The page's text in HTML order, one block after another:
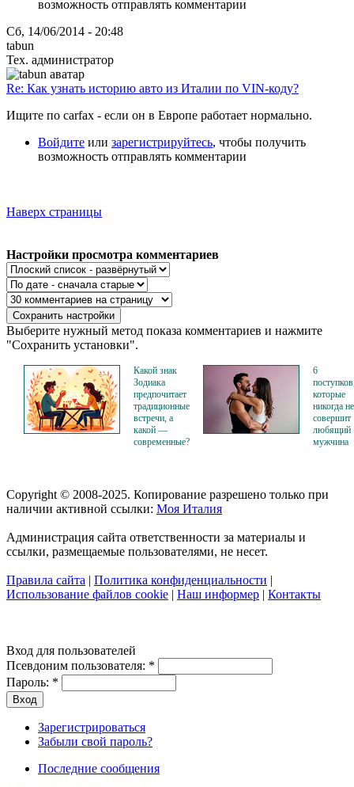
возможность отправлять комментарии
Сб, 14/06/2014 - 20:48
tabun
Тех. администратор
Re: Как узнать историю авто из Италии по VIN-коду?
Ищите по carfax - если он в Европе работает нормально.
Войдите или зарегистрируйтесь, чтобы получить
возможность отправлять комментарии
Наверх страницы
Настройки просмотра комментариев
Выберите нужный метод показа комментариев и нажмите
"Сохранить установки".
Какой знак
Зодиака
предпочитает
традиционные
встречи, а
какой —
современные?
6
которые
никогда не
совершит
любящий
мужчина
Copyright © 2008-2025. Копирование разрешено только при
наличии активной ссылки: Моя Италия
Администрация сайта ответственности за материалы и
ссылки, размещаемые пользователями, не несет.
Правила сайта | Политика конфиденциальности |
Использование файлов cookie | Наш информер | Контакты
Вход для пользователей
Псевдоним пользователя: *
Пароль: *
Зарегистрироваться
Забыли свой пароль?
Последние сообщения